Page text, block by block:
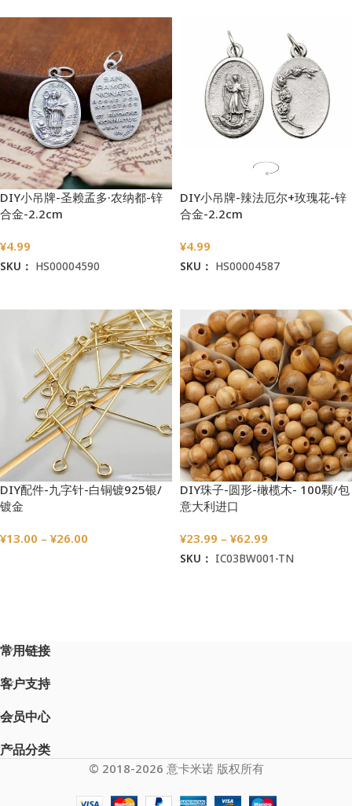
DIY小吊牌-圣赖孟多·农纳都-锌
合金-2.2cm
¥4.99
SKU： HS00004590
DIY小吊牌-辣法厄尔+玫瑰花-锌
合金-2.2cm
¥4.99
SKU： HS00004587
DIY配件-九字针-白铜镀925银/
镀金
¥13.00 – ¥26.00
DIY珠子-圆形-橄榄木- 100颗/包
意大利进口
¥23.99 – ¥62.99
SKU： IC03BW001-TN
常用链接
客户支持
会员中心
产品分类
© 2018-2026 意卡米诺 版权所有